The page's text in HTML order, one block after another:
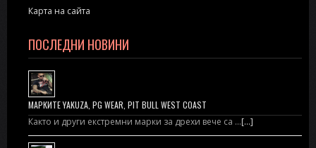
Карта на сайта
ПОСЛЕДНИ НОВИНИ
МАРКИТЕ YAKUZA, PG WEAR, PIT BULL WEST COAST
Както и други екстремни марки за дрехи вече са …[...]